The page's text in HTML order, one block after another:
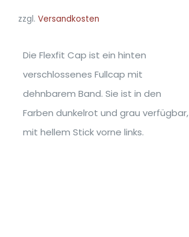
AUF.
KÖNNEN
AUF
DER
GEWÄHLT
WERDEN
zzgl. Versandkosten
Die Flexfit Cap ist ein hinten
verschlossenes Fullcap mit
dehnbarem Band. Sie ist in den
Farben dunkelrot und grau verfügbar,
mit hellem Stick vorne links.